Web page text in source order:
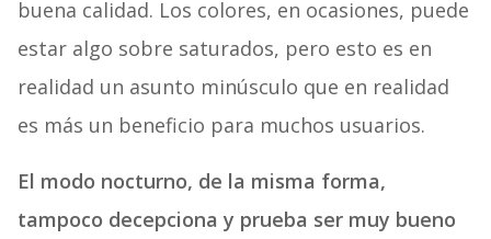
buena calidad. Los colores, en ocasiones, puede
estar algo sobre saturados, pero esto es en
realidad un asunto minúsculo que en realidad
es más un beneficio para muchos usuarios.
El modo nocturno, de la misma forma,
tampoco decepciona y prueba ser muy bueno